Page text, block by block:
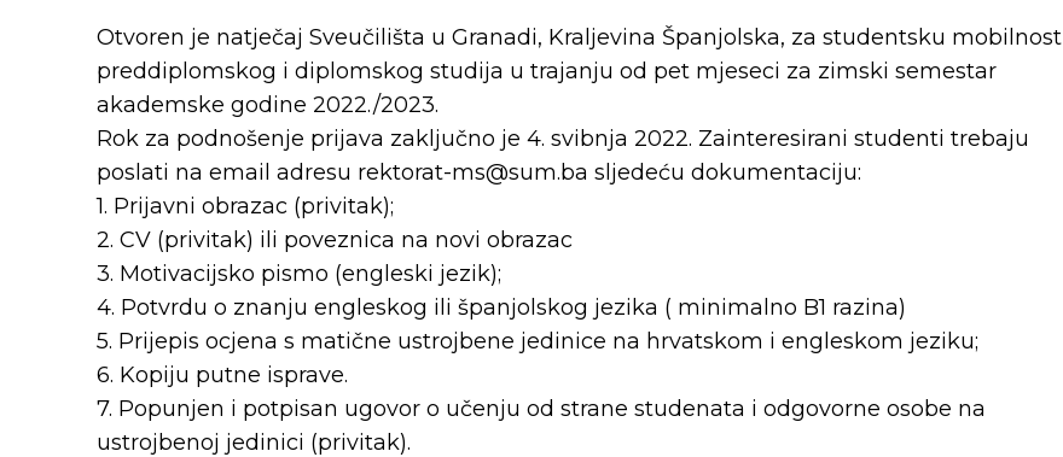
Otvoren je natječaj Sveučilišta u Granadi, Kraljevina Španjolska, za studentsku mobilnost
preddiplomskog i diplomskog studija u trajanju od pet mjeseci za zimski semestar
akademske godine 2022./2023.
Rok za podnošenje prijava zaključno je 4. svibnja 2022. Zainteresirani studenti trebaju
poslati na email adresu rektorat-ms@sum.ba sljedeću dokumentaciju:
1. Prijavni obrazac (privitak);
2. CV (privitak) ili poveznica na novi obrazac
3. Motivacijsko pismo (engleski jezik);
4. Potvrdu o znanju engleskog ili španjolskog jezika ( minimalno B1 razina)
5. Prijepis ocjena s matične ustrojbene jedinice na hrvatskom i engleskom jeziku;
6. Kopiju putne isprave.
7. Popunjen i potpisan ugovor o učenju od strane studenata i odgovorne osobe na
ustrojbenoj jedinici (privitak).